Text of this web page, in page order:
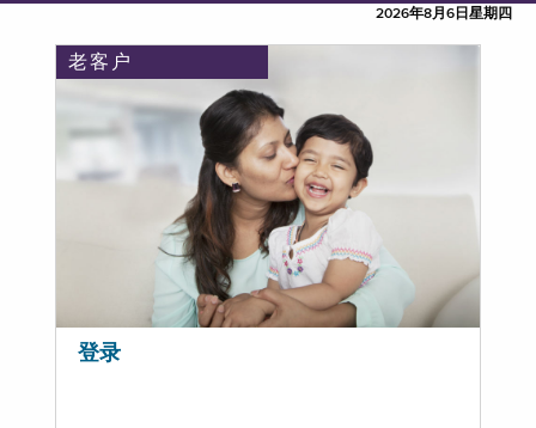
2026年8月6日星期四
老客户
登录